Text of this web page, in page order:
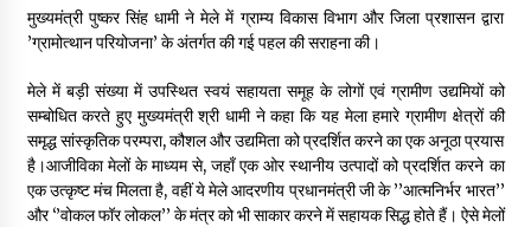
May 10, 2022
Thought Of The Day 9 May
May 9, 2022
मुख्यमंत्री पुष्कर सिंह धामी ने मेले में ग्राम्य विकास विभाग और जिला प्रशासन द्वारा
’ग्रामोत्थान परियोजना’ के अंतर्गत की गई पहल की सराहना की।
मेले में बड़ी संख्या में उपस्थित स्वयं सहायता समूह के लोगों एवं ग्रामीण उद्यमियों को
सम्बोधित करते हुए मुख्यमंत्री श्री धामी ने कहा कि यह मेला हमारे ग्रामीण क्षेत्रों की
समृद्ध सांस्कृतिक परम्परा, कौशल और उद्यमिता को प्रदर्शित करने का एक अनूठा प्रयास
है।आजीविका मेलों के माध्यम से, जहाँ एक ओर स्थानीय उत्पादों को प्रदर्शित करने का
एक उत्कृष्ट मंच मिलता है, वहीं ये मेले आदरणीय प्रधानमंत्री जी के ’’आत्मनिर्भर भारत’’
और ‘’वोकल फॉर लोकल’’ के मंत्र को भी साकार करने में सहायक सिद्ध होते हैं। ऐसे मेलों